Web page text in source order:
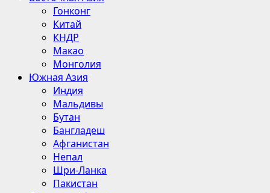
Гонконг
Китай
КНДР
Макао
Монголия
Южная Азия
Индия
Мальдивы
Бутан
Бангладеш
Афганистан
Непал
Шри-Ланка
Пакистан